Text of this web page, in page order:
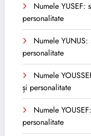
Numele YUSEF:
personalitate
Numele
personalitate
Numele
și personalitate
Numele
personalitate